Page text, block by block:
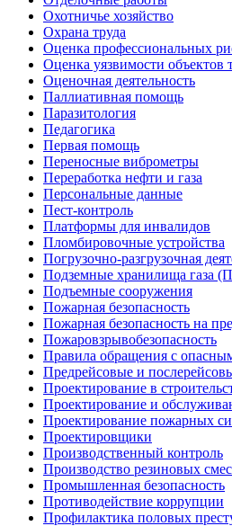
Охотничье хозяйство
Охрана труда
Оценка профессиональных
Оценка уязвимости объектов
Оценочная деятельность
Паллиативная помощь
Паразитология
Педагогика
Первая помощь
Переносные виброметры
Переработка нефти и газа
Персональные данные
Пест-контроль
Платформы для инвалидов
Пломбировочные устройства
Погрузочно-разгрузочная
Подземные хранилища газа
Подъемные сооружения
Пожарная безопасность
Пожарная безопасность на
Пожаровзрывобезопасность
Правила обращения с
Предрейсовые и
Проектирование в
Проектирование и
Проектирование пожарных
Проектировщики
Производственный контроль
Производство резиновых
Промышленная безопасность
Противодействие коррупции
Профилактика половых